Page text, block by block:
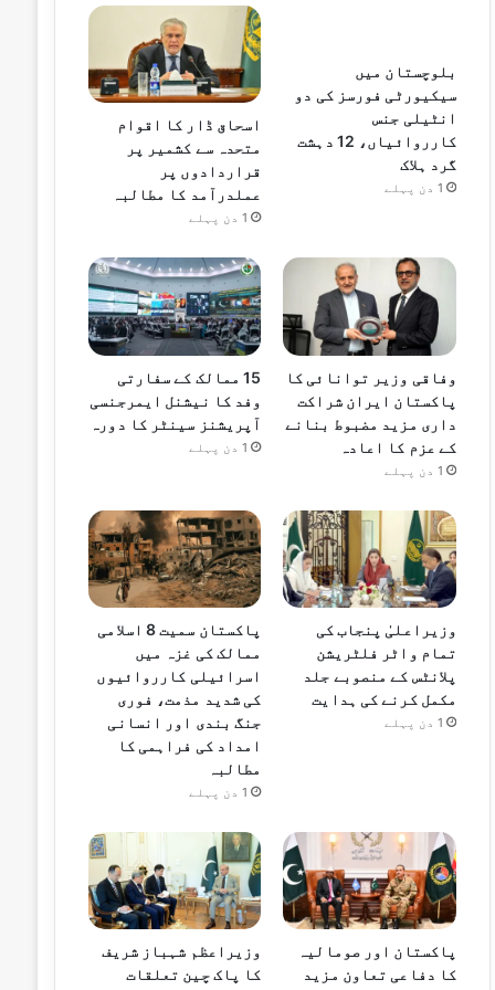
بلوچستان میں
سیکیورٹی فورسز کی دو
انٹیلی جنس
کارروائیاں، 12 دہشت
گرد ہلاک
1 دن پہلے
اسحاق ڈار کا اقوام
متحدہ سے کشمیر پر
قراردادوں پر
عملدرآمد کا مطالبہ
1 دن پہلے
وفاقی وزیر توانائی کا
پاکستان ایران شراکت
داری مزید مضبوط بنانے
کے عزم کا اعادہ
1 دن پہلے
15 ممالک کے سفارتی
وفد کا نیشنل ایمرجنسی
آپریشنز سینٹر کا دورہ
1 دن پہلے
وزیراعلیٰ پنجاب کی
تمام واٹر فلٹریشن
پلانٹس کے منصوبے جلد
مکمل کرنے کی ہدایت
1 دن پہلے
پاکستان سمیت 8 اسلامی
ممالک کی غزہ میں
اسرائیلی کارروائیوں
کی شدید مذمت، فوری
جنگ بندی اور انسانی
امداد کی فراہمی کا
مطالبہ
1 دن پہلے
پاکستان اور صومالیہ
کا دفاعی تعاون مزید
وزیراعظم شہباز شریف
کا پاک چین تعلقات